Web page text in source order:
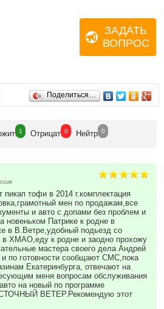
ЗАДАТЬ
ВОПРОС
Поделиться…
1 Отрицат 0 Нейтр 0
тофи в 2014 г.комплектация
мен по продажам,все
и авто с допами без проблем и
новеньком Патрике к родне в
в В.Ветре,удобный подьезд со
ХМАО,еду к родне и заодно прохожу
мастера своего дела Андрей
по готовности сообщают СМС,пока
Екатеринбурга, отвечают на
меня вопросам обслуживания
на новый по программе
ВЕТЕР.Рекомендую этот